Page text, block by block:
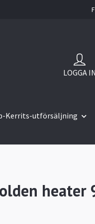
LOGGA IN
Kerrits-utförsäljning
heater